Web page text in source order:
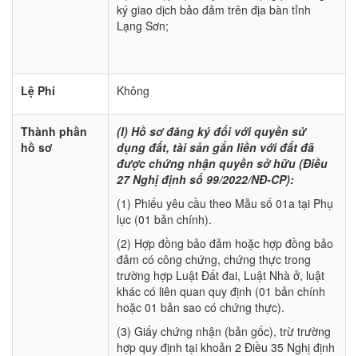
ký giao dịch bảo đảm trên địa bàn tỉnh
Lạng Sơn;
Lệ Phí Không
Thành phần
hồ sơ
(I) Hồ sơ đăng ký đối với quyền sử
dụng đất, tài sản gắn liền với đất đã
được chứng nhận quyền sở hữu (Điều
27 Nghị định số 99/2022/NĐ-CP):
(1) Phiếu yêu cầu theo Mẫu số 01a tại Phụ
lục (01 bản chính).
(2) Hợp đồng bảo đảm hoặc hợp đồng bảo
đảm có công chứng, chứng thực trong
trường hợp Luật Đất đai, Luật Nhà ở, luật
khác có liên quan quy định (01 bản chính
hoặc 01 bản sao có chứng thực).
(3) Giấy chứng nhận (bản gốc), trừ trường
hợp quy định tại khoản 2 Điều 35 Nghị định